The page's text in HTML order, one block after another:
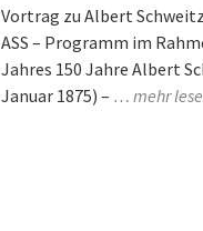
Vortrag zu Albert
ASS – Programm im
Jahres 150 Jahre Albert
Januar 1875) – … mehr